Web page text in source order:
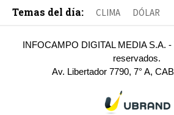
Temas del día: CLIMA DÓLAR
INFOCAMPO DIGITAL MEDIA S.A. -
reservados.
Av. Libertador 7790, 7° A,